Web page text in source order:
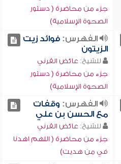
جزء من محاضرة ( دستور
الصحوة الإسلامية)
الفهرس:فوائد زيت
الزيتون
للشيخ: عائض القرني
جزء من محاضرة ( دستور
الصحوة الإسلامية)
الفهرس: وقفات
مع الحسن بن علي
للشيخ: عائض القرني
جزء من محاضرة ( اللهم اهدنا
في من هديت)